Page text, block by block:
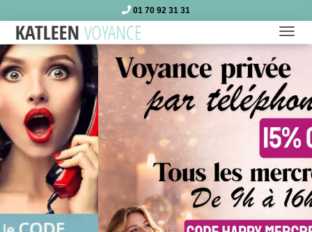
01 70 92 31 31